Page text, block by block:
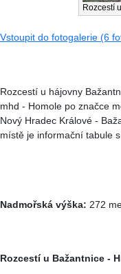
Rozcestí
Vstoupit do fotogalerie (6
Rozcestí u hájovny
mhd - Homole po značce
Nový Hradec Králové -
místě je informační tabule
Nadmořská výška: 272
Rozcestí u Bažantnice -